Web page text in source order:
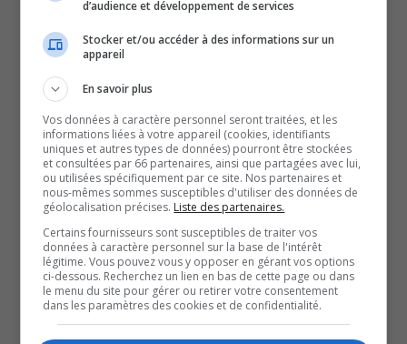
contortionnistes; ce spectacle vous en mettra
plein la vue. Obtenez vos billets ici :Billets pour
LUZIA – Cirque du Soleil
À lire aussi :
Le Bluesfest dévoile sa programmation pour 2026
au 19 juillet)
Le Festival Parasol transforme le stationnement de
l’Hôtel-Casino du Lac-Leamy en oasis estivale(16 au
26 juillet)
Petite Nation en fête de retour pour une 4e édition
au 15 août)
Avec les renseignements de Stéphanie Salomon.
d’audience et développement de services
Stocker et/ou accéder à des informations sur un
appareil
En savoir plus
Vos données à caractère personnel seront traitées, et les
informations liées à votre appareil (cookies, identifiants
uniques et autres types de données) pourront être stockées
et consultées par 66 partenaires, ainsi que partagées avec lui,
ou utilisées spécifiquement par ce site. Nos partenaires et
nous-mêmes sommes susceptibles d'utiliser des données de
géolocalisation précises. Liste des partenaires.
Certains fournisseurs sont susceptibles de traiter vos
données à caractère personnel sur la base de l'intérêt
légitime. Vous pouvez vous y opposer en gérant vos options
ci-dessous. Recherchez un lien en bas de cette page ou dans
le menu du site pour gérer ou retirer votre consentement
dans les paramètres des cookies et de confidentialité.